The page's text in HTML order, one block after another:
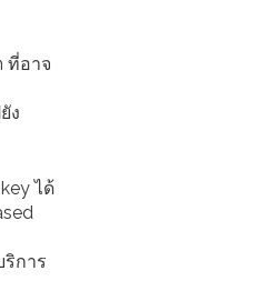
ที่อาจ
ง
ได้
การ